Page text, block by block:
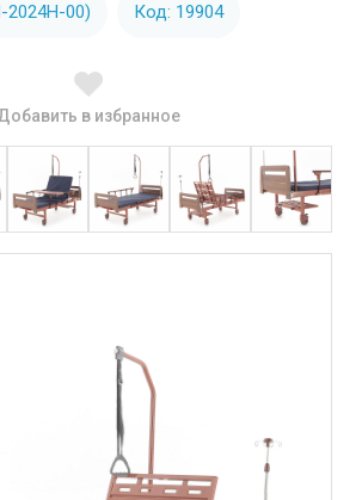
2024Н-00) Код: 19904
в избранное